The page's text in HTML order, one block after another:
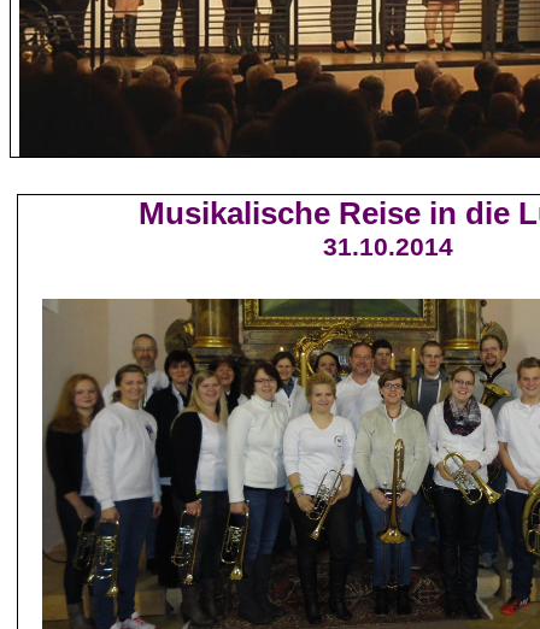
Musikalische Reise in die
31.10.2014